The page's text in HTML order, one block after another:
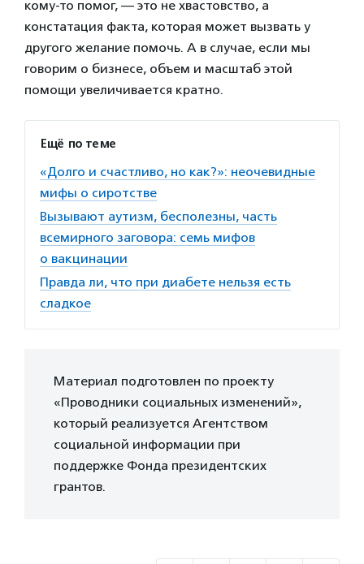
кому-то помог, — это не хвастовство, а
констатация факта, которая может вызвать у
другого желание помочь. А в случае, если мы
говорим о бизнесе, объем и масштаб этой
помощи увеличивается кратно.
Ещё по теме
«Долго и счастливо, но как?»: неочевидные
мифы о сиротстве
Вызывают аутизм, бесполезны, часть
всемирного заговора: семь мифов
о вакцинации
Правда ли, что при диабете нельзя есть
сладкое
Материал подготовлен по проекту
«Проводники социальных изменений»,
который реализуется Агентством
социальной информации при
поддержке Фонда президентских
грантов.